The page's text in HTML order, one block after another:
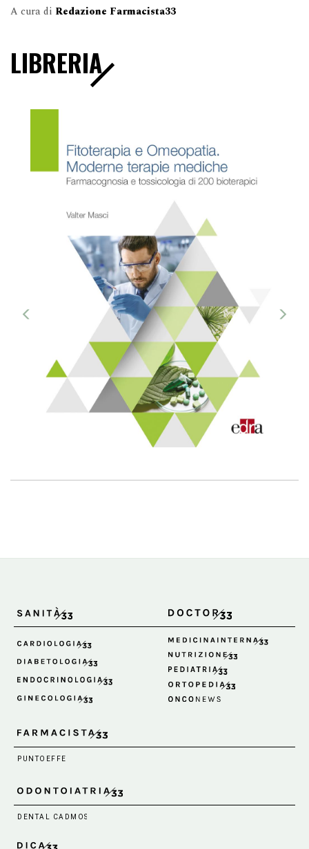
A cura di Redazione Farmacista33
LIBRERIA